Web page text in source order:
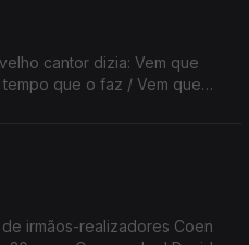
cantor dizia: Vem que
que o faz / Vem que
irmãos-realizadores Coen